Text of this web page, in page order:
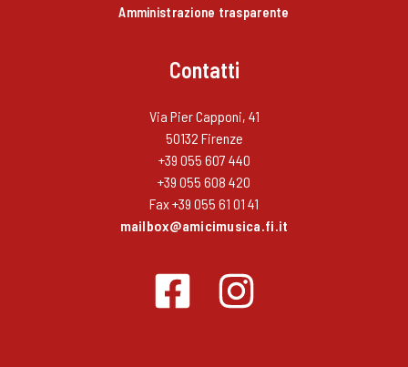
Amministrazione trasparente
Contatti
Via Pier Capponi, 41
50132 Firenze
+39 055 607 440
+39 055 608 420
Fax +39 055 61 01 41
mailbox@amicimusica.fi.it